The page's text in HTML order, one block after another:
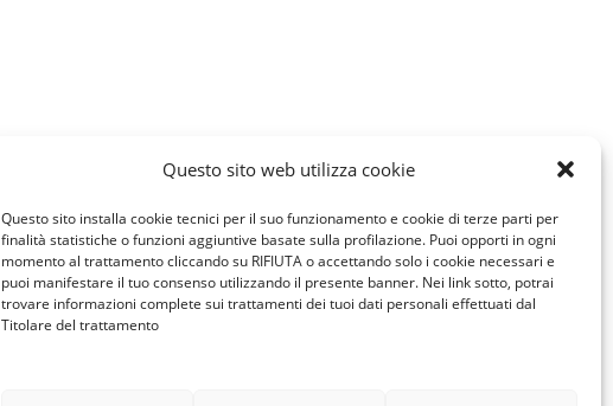
Questo sito web utilizza cookie
Questo sito installa cookie tecnici per il suo funzionamento e cookie di terze parti per
finalità statistiche o funzioni aggiuntive basate sulla profilazione. Puoi opporti in ogni
momento al trattamento cliccando su RIFIUTA o accettando solo i cookie necessari e
puoi manifestare il tuo consenso utilizzando il presente banner. Nei link sotto, potrai
trovare informazioni complete sui trattamenti dei tuoi dati personali effettuati dal
Titolare del trattamento